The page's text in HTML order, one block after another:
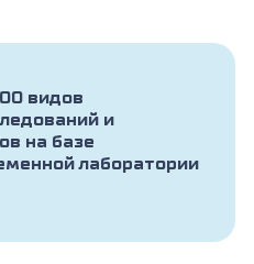
видов
и
на базе
лаборатории